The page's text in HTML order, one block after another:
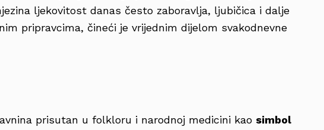
ljekovitost danas često zaboravlja, ljubičica i dalje
pripravcima, čineći je vrijednim dijelom svakodnevne
prisutan u folkloru i narodnoj medicini kao simbol